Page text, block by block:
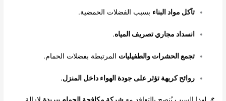
تآكل مواد البناء بسبب الفضلات الحمضية.
انسداد مجاري تصريف المياه.
تجمع الحشرات والطفيليات المرتبطة بفضلات الحمام.
روائح كريهة تؤثر على جودة الهواء داخل المنزل.